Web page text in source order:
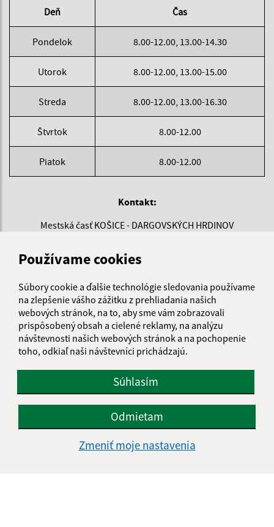
Používame cookies
Súbory cookie a ďalšie technológie sledovania používame
na zlepšenie vášho zážitku z prehliadania našich
webových stránok, na to, aby sme vám zobrazovali
prispôsobený obsah a cielené reklamy, na analýzu
návštevnosti našich webových stránok a na pochopenie
toho, odkiaľ naši návštevníci prichádzajú.
Súhlasím
Odmietam
Zmeniť moje nastavenia
Deň Čas
Pondelok 8.00-12.00, 13.00-14.30
Utorok 8.00-12.00, 13.00-15.00
Streda 8.00-12.00, 13.00-16.30
Štvrtok 8.00-12.00
Piatok 8.00-12.00
Kontakt:
Mestská časť KOŠICE - DARGOVSKÝCH HRDINOV
040 22 Košice
+421 55 300 90 01
IČO: 00690988